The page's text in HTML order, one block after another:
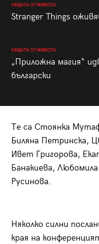
НЕЩАТА ОТ ЖИВОТА
Stranger Things
НЕЩАТА ОТ ЖИВОТА
„Приложна магия“
български
Те са Стоянка
Биляна Петринска,
Ивет Григорова,
Банакиева,
Русинова.
Няколко силни
края на